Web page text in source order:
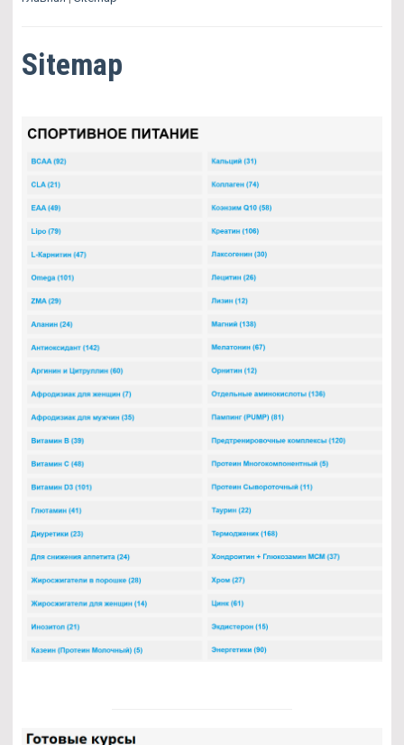
Sitemap